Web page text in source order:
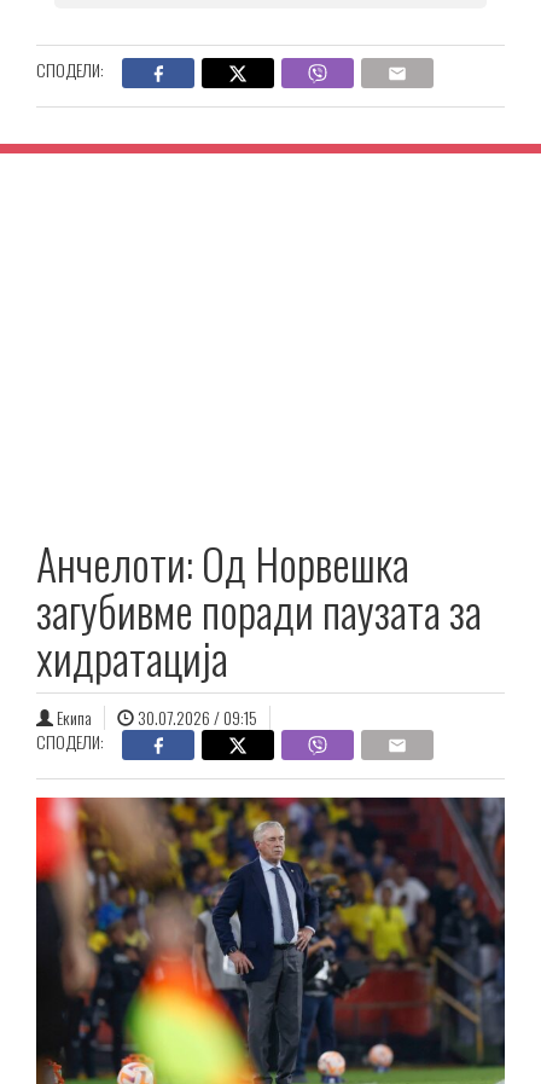
СПОДЕЛИ:
Анчелоти: Од Норвешка
загубивме поради паузата за
хидратација
Екипа
30.07.2026 / 09:15
СПОДЕЛИ: